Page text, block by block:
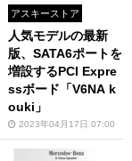
アスキーストア
人気モデルの最新
版、SATA6ポートを
増設するPCI Expre
ssボード「V6NA k
ouki」
2023年04月17日 07:00